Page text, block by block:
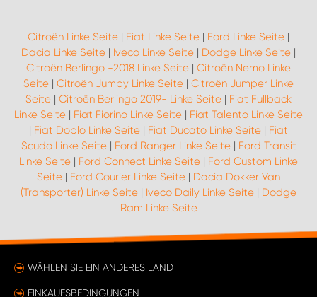
Citroën Linke Seite | Fiat Linke Seite | Ford Linke Seite |
Dacia Linke Seite | Iveco Linke Seite | Dodge Linke Seite |
Citroën Berlingo -2018 Linke Seite | Citroën Nemo Linke
Seite | Citroën Jumpy Linke Seite | Citroën Jumper Linke
Seite | Citroën Berlingo 2019- Linke Seite | Fiat Fullback
Linke Seite | Fiat Fiorino Linke Seite | Fiat Talento Linke Seite
| Fiat Doblo Linke Seite | Fiat Ducato Linke Seite | Fiat
Scudo Linke Seite| Ford Ranger Linke Seite| Ford Transit
Linke Seite | Ford Connect Linke Seite | Ford Custom Linke
Seite | Ford Courier Linke Seite | Dacia Dokker Van
(Transporter) Linke Seite | Iveco Daily Linke Seite | Dodge
Ram Linke Seite
WÄHLEN SIE EIN ANDERES LAND
EINKAUFSBEDINGUNGEN